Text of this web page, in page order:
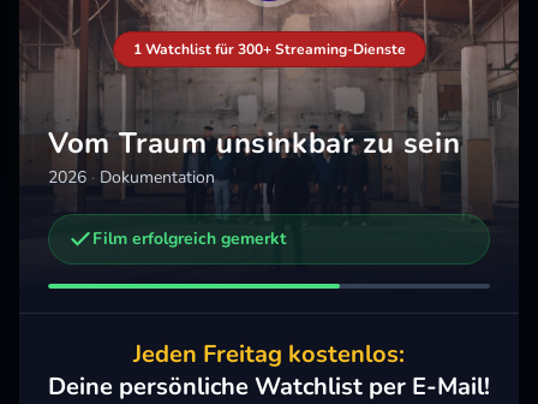
Hinzufügen
Weitere Trailer, die dich interessieren könnten
Mehr
1 Watchlist für 300+ Streaming-Dienste
Vom Traum unsinkbar zu sein
2026 · Dokumentation
Film erfolgreich gemerkt
Jeden Freitag kostenlos:
Deine persönliche Watchlist per E-Mail!